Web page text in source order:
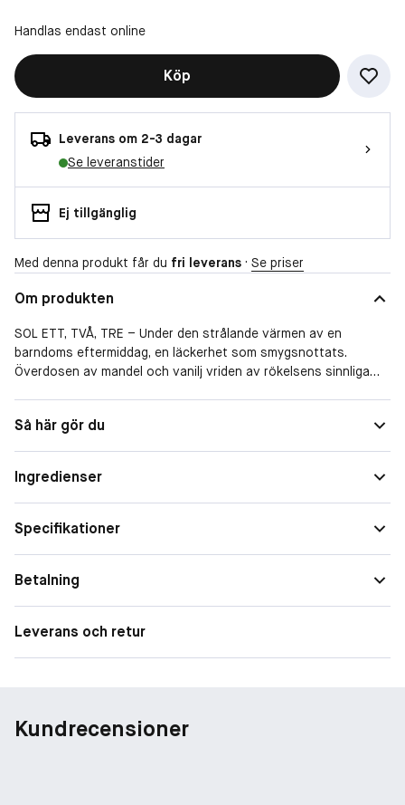
Handlas endast online
Köp
Leverans om 2-3 dagar
Se leveranstider
Ej tillgänglig
Med denna produkt får du fri leverans · Se priser
Om produkten
SOL ETT, TVÅ, TRE – Under den strålande värmen av en
barndoms eftermiddag, en läckerhet som smygsnottats.
Överdosen av mandel och vanilj vriden av rökelsens sinnliga
barndomens frihet, av dessa ögonblick av bekymmerslös glädje
och dristighet, där varje ögonblick är ett äventyr och varje
Så här gör du
Ingredienser
Specifikationer
Betalning
Leverans och retur
Kundrecensioner